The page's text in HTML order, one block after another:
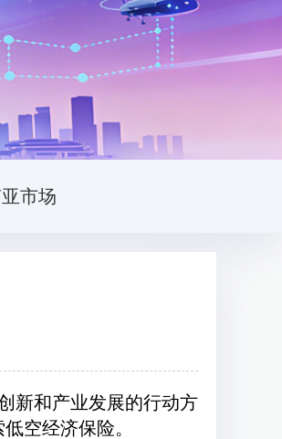
市场
新和产业发展的行动方
空经济保险。